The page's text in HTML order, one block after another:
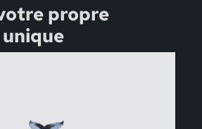
propre